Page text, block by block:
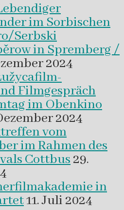
im Sorbischen
Serbski
in Spremberg /
2024
Filmgespräch
im Obenkino
2024
vom
im Rahmen des
Cottbus29.
in
11. Juli 2024